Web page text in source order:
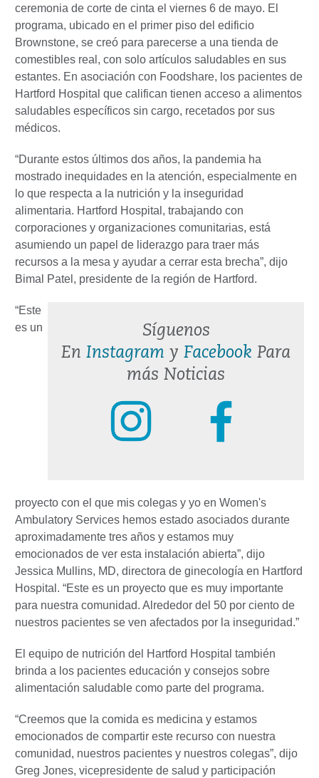
ceremonia de corte de cinta el viernes 6 de mayo. El
programa, ubicado en el primer piso del edificio
Brownstone, se creó para parecerse a una tienda de
comestibles real, con solo artículos saludables en sus
estantes. En asociación con Foodshare, los pacientes de
Hartford Hospital que califican tienen acceso a alimentos
saludables específicos sin cargo, recetados por sus
médicos.
“Durante estos últimos dos años, la pandemia ha
mostrado inequidades en la atención, especialmente en
lo que respecta a la nutrición y la inseguridad
alimentaria. Hartford Hospital, trabajando con
corporaciones y organizaciones comunitarias, está
asumiendo un papel de liderazgo para traer más
recursos a la mesa y ayudar a cerrar esta brecha”, dijo
Bimal Patel, presidente de la región de Hartford.
Síguenos
En Instagram y Facebook Para
más Noticias
“Este
es un
proyecto con el que mis colegas y yo en Women's
Ambulatory Services hemos estado asociados durante
aproximadamente tres años y estamos muy
emocionados de ver esta instalación abierta”, dijo
Jessica Mullins, MD, directora de ginecología en Hartford
Hospital. “Este es un proyecto que es muy importante
para nuestra comunidad. Alrededor del 50 por ciento de
nuestros pacientes se ven afectados por la inseguridad.”
El equipo de nutrición del Hartford Hospital también
brinda a los pacientes educación y consejos sobre
alimentación saludable como parte del programa.
“Creemos que la comida es medicina y estamos
emocionados de compartir este recurso con nuestra
comunidad, nuestros pacientes y nuestros colegas”, dijo
Greg Jones, vicepresidente de salud y participación